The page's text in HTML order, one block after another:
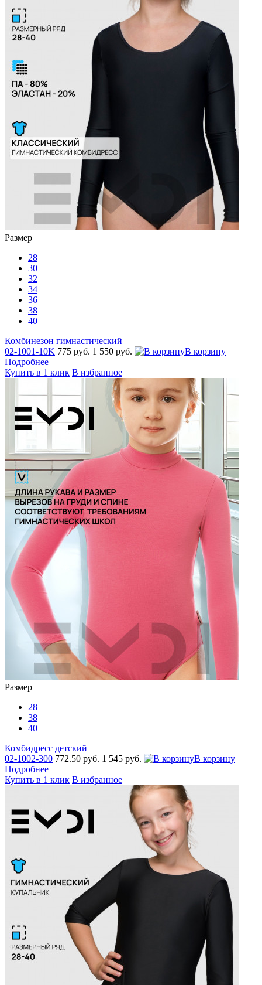
Размер
28
30
32
34
36
38
40
Комбинезон гимнастический
02-1001-10K 775 руб. 1 550 руб.
В корзину
Подробнее
Купить в 1 клик В избранное
Размер
28
38
40
Комбидресс детский
02-1002-300 772.50 руб. 1 545 руб.
В корзину
Подробнее
Купить в 1 клик В избранное